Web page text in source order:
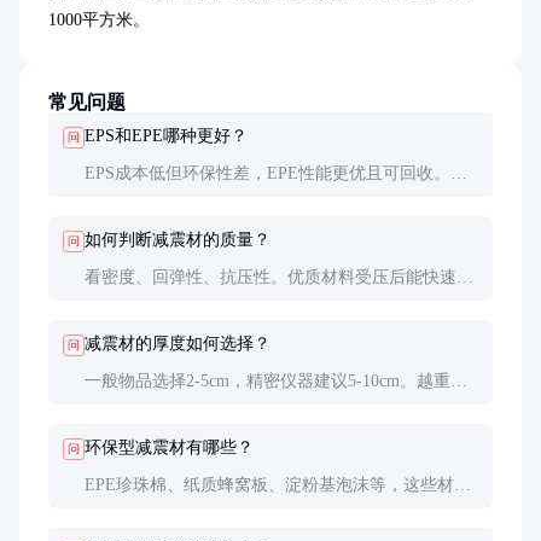
1000平方米。
常见问题
问 EPS和EPE哪种更好？
EPS成本低但环保性差，EPE性能更优且可回收。根
问 如何判断减震材的质量？
看密度、回弹性、抗压性。优质材料受压后能快速恢
问 减震材的厚度如何选择？
一般物品选择2-5cm，精密仪器建议5-10cm。越重、
问 环保型减震材有哪些？
EPE珍珠棉、纸质蜂窝板、淀粉基泡沫等，这些材料